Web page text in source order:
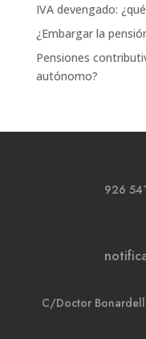
IVA devengado:
¿Embargar la
Pensiones
autónomo?
926
C/Doctor